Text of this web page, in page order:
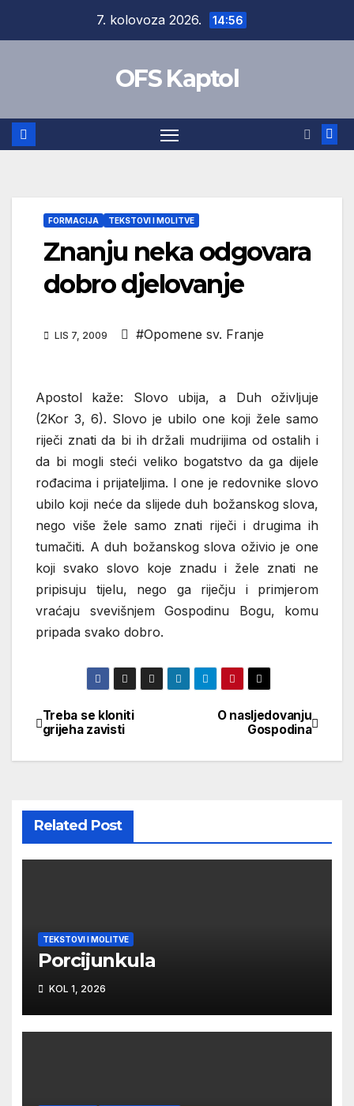
7. kolovoza 2026. 14:56
OFS Kaptol
FORMACIJA TEKSTOVI I MOLITVE
Znanju neka odgovara
dobro djelovanje
LIS 7, 2009 #Opomene sv. Franje
Apostol kaže: Slovo ubija, a Duh oživljuje
(2Kor 3, 6). Slovo je ubilo one koji žele samo
riječi znati da bi ih držali mudrijima od ostalih i
da bi mogli steći veliko bogatstvo da ga dijele
rođacima i prijateljima. I one je redovnike slovo
ubilo koji neće da slijede duh božanskog slova,
nego više žele samo znati riječi i drugima ih
tumačiti. A duh božanskog slova oživio je one
koji svako slovo koje znadu i žele znati ne
pripisuju tijelu, nego ga riječju i primjerom
vraćaju svevišnjem Gospodinu Bogu, komu
pripada svako dobro.
Navigacija
objava
O nasljedovanju
Gospodina
Treba se kloniti
grijeha zavisti
Related Post
TEKSTOVI I MOLITVE
Porcijunkula
KOL 1, 2026